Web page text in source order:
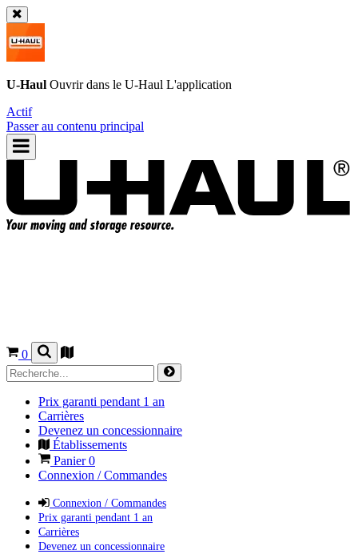
U-Haul Ouvrir dans le U-Haul L'application
Actif
Passer au contenu principal
0
Prix garanti pendant 1 an
Carrières
Devenez un concessionnaire
Établissements
Panier0
Connexion / Commandes
Connexion / Commandes
Prix garanti pendant 1 an
Carrières
Devenez un concessionnaire